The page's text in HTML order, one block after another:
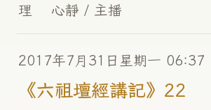
理 心靜 / 主播
2017年7月31日星期一 06:37
《六祖壇經講記》22